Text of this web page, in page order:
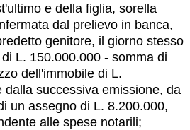
e della figlia, sorella
dal prelievo in banca,
genitore, il giorno stesso
L. 150.000.000 - somma di
dell'immobile di L.
dalla successiva emissione, da
un assegno di L. 8.200.000,
alle spese notarili;